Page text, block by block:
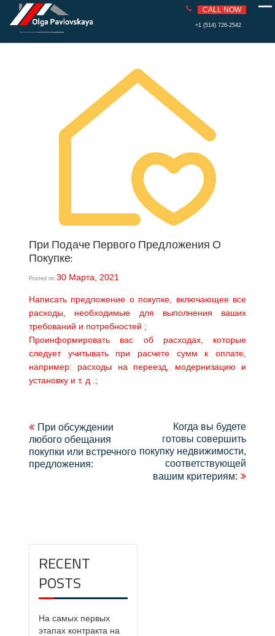
Skip
PAVLOVS
KAYA
REAL ESTATE CALL NOW
+1 (514) 726-2542
При Подаче Первого Предложения О
Покупке:
Posted on 30 Марта, 2021
Написать предложение о покупке, включающее все
расходы, необходимые для выполнения ваших
требований и потребностей ;
Проинформировать вас об расходах, которые
следует учитывать при расчете сумм к оплате,
например: расходы на переезд, модернизацию и
установку и т. д .;
Навигация
по
записям
При обсуждении
любого обещания
покупки или встречного
предложения:
Когда вы будете
готовы совершить
покупку недвижимости,
соответствующей
вашим критериям:
RECENT
POSTS
На самых первых
этапах контракта на